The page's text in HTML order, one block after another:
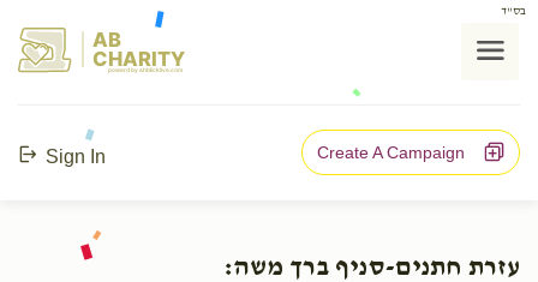
בס"ד
AB
CHARITY
powerd by ahblicklive.com
Sign In Create A Campaign
עזרת חתנים-סניף ברך משה: